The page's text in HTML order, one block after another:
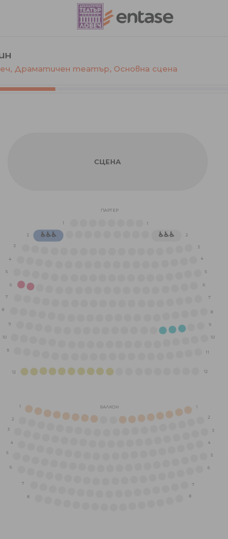
Драматичен театър, Основна сцена
♿♿♿
♿♿♿
БАЛКОН
2
1
8
7
6
5
4
3
2
1
8
7
6
5
4
3
2
1
12
11
10
9
8
7
6
5
4
3
12
11
10
9
8
7
6
5
4
3
2
1
ПАРТЕР
СЦЕНА